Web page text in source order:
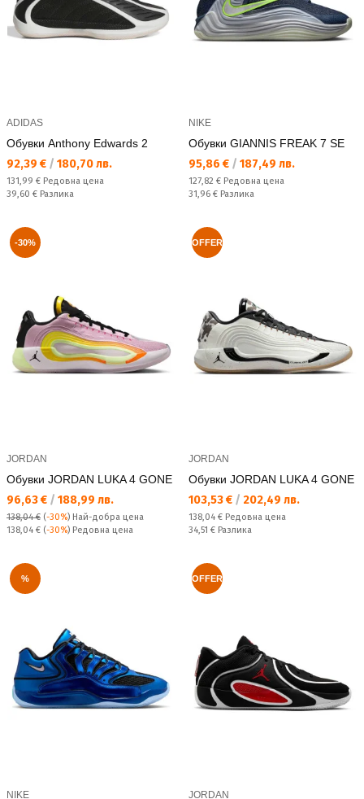
ADIDAS
Обувки Anthony Edwards 2
Текуща цена:
92,39 € / 180,70 лв.
Редовна цена:
131,99 € Редовна цена
Спестявате:
39,60 € Разлика
NIKE
Обувки GIANNIS FREAK 7 SE
Текуща цена:
95,86 € / 187,49 лв.
Редовна цена:
127,82 € Редовна цена
Спестявате:
31,96 € Разлика
-30%
JORDAN
Обувки JORDAN LUKA 4 GONE
Текуща цена:
96,63 € / 188,99 лв.
138,04 € (-30%) Най-добра цена
Редовна цена:
138,04 € (-30%) Редовна цена
OFFER
JORDAN
Обувки JORDAN LUKA 4 GONE
Текуща цена:
103,53 € / 202,49 лв.
Редовна цена:
138,04 € Редовна цена
Спестявате:
34,51 € Разлика
%
NIKE
OFFER
JORDAN